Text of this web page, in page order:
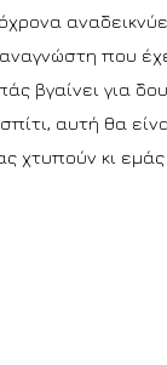
αναγνώστη που
βγαίνει για
αυτή θα
χτυπούν κι